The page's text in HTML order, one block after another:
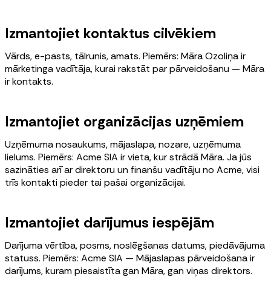
Izmantojiet kontaktus cilvēkiem
Vārds, e-pasts, tālrunis, amats. Piemērs: Māra Ozoliņa ir
mārketinga vadītāja, kurai rakstāt par pārveidošanu — Māra
ir kontakts.
Izmantojiet organizācijas uzņēmiem
Uzņēmuma nosaukums, mājaslapa, nozare, uzņēmuma
lielums. Piemērs: Acme SIA ir vieta, kur strādā Māra. Ja jūs
sazināties arī ar direktoru un finanšu vadītāju no Acme, visi
trīs kontakti pieder tai pašai organizācijai.
Izmantojiet darījumus iespējām
Darījuma vērtība, posms, noslēgšanas datums, piedāvājuma
statuss. Piemērs: Acme SIA — Mājaslapas pārveidošana ir
darījums, kuram piesaistīta gan Māra, gan viņas direktors.